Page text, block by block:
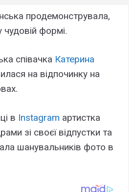
продемонструвала,
формі.
співачка Катерина
на відпочинку на
в Instagram артистка
зі своєї відпустки та
шанувальників фото в